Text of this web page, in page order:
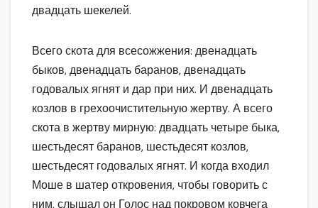
двадцать шекелей.
Всего скота для всесожжения: двенадцать
быков, двенадцать баранов, двенадцать
годовалых ягнят и дар при них. И двенадцать
козлов в грехоочистительную жертву. А всего
скота в жертву мирную: двадцать четыре быка,
шестьдесят баранов, шестьдесят козлов,
шестьдесят годовалых ягнят. И когда входил
Моше в шатер откровения, чтобы говорить с
ним, слышал он Голос над покровом ковчега